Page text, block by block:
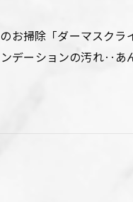
お掃除「ダーマスク
デーションの汚れ‥